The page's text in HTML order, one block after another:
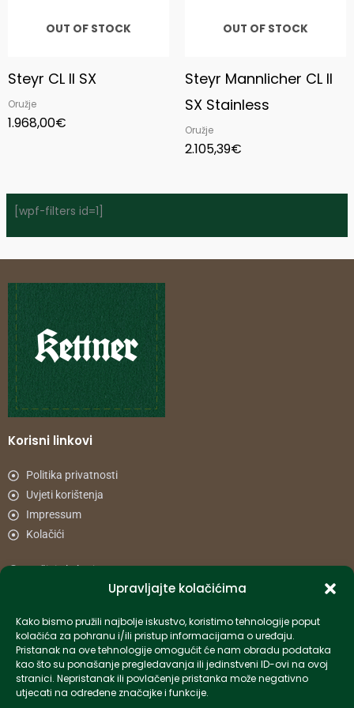
Upravljajte kolačićima
Kako bismo pružili najbolje iskustvo, koristimo tehnologije poput
kolačića za pohranu i/ili pristup informacijama o uređaju.
Pristanak na ove tehnologije omogućit će nam obradu podataka
kao što su ponašanje pregledavanja ili jedinstveni ID-ovi na ovoj
stranici. Nepristanak ili povlačenje pristanka može negativno
utjecati na određene značajke i funkcije.
[wpf-filters id=1]
OUT OF STOCK
Steyr CL II SX
Oružje
1.968,00€
OUT OF STOCK
Steyr Mannlicher CL II
SX Stainless
Oružje
2.105,39€
Korisni linkovi
Politika privatnosti
Uvjeti korištenja
Impressum
Kolačići
Načini plaćanja
Informacije
info-hr@kettner.com